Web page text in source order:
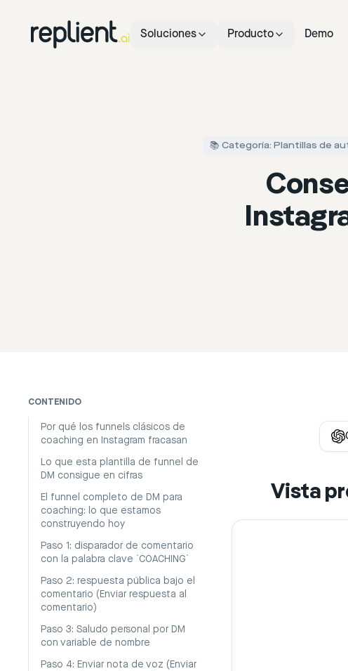
Soluciones Producto Demo
📚 Categoría: Plantillas de
CONTENIDO
Por qué los funnels clásicos de
coaching en Instagram fracasan
Lo que esta plantilla de funnel de
DM consigue en cifras
El funnel completo de DM para
coaching: lo que estamos
construyendo hoy
Paso 1: disparador de comentario
con la palabra clave `COACHING`
Paso 2: respuesta pública bajo el
comentario (Enviar respuesta al
comentario)
Paso 3: Saludo personal por DM
con variable de nombre
Paso 4: Enviar nota de voz (Enviar
Vista